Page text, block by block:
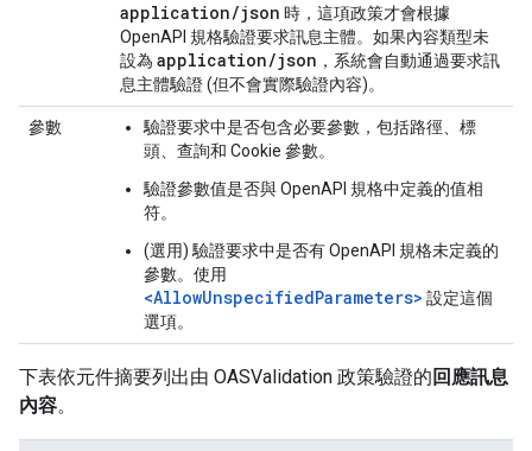
application/json 時，這項政策才會根據
OpenAPI 規格驗證要求訊息主體。如果內容類型未
設為 application/json ，系統會自動通過要求訊
息主體驗證 (但不會實際驗證內容)。
參數
驗證要求中是否包含必要參數，包括路徑、標
頭、查詢和 Cookie 參數。
驗證參數值是否與 OpenAPI 規格中定義的值相
符。
(選用) 驗證要求中是否有 OpenAPI 規格未定義的
參數。使用
<AllowUnspecifiedParameters> 設定這個
選項。
下表依元件摘要列出由 OASValidation 政策驗證的 回應訊息
內容。